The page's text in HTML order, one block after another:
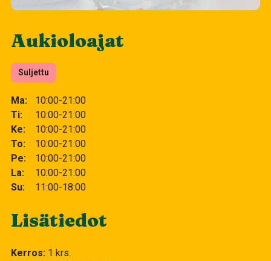
Aukioloajat
Suljettu
Ma
10:00-21:00
Ti
10:00-21:00
Ke
10:00-21:00
To
10:00-21:00
Pe
10:00-21:00
La
10:00-21:00
Su
11:00-18:00
Lisätiedot
Kerros 1 krs.